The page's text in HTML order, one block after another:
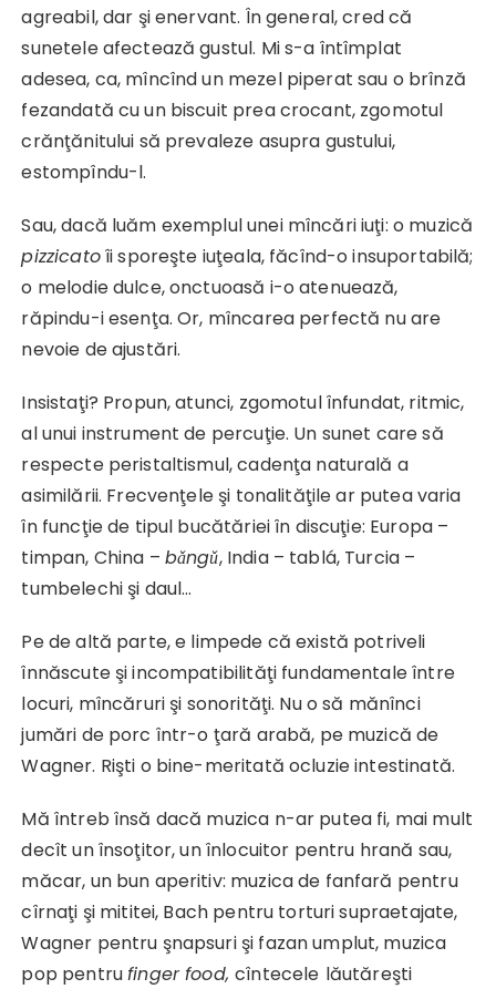
agreabil, dar şi enervant. În general, cred că
sunetele afectează gustul. Mi s-a întîmplat
adesea, ca, mîncînd un mezel piperat sau o brînză
fezandată cu un biscuit prea crocant, zgomotul
crănţănitului să prevaleze asupra gustului,
estompîndu-l.
Sau, dacă luăm exemplul unei mîncări iuţi: o muzică
pizzicatoîi sporeşte iuţeala, făcînd-o insuportabilă;
o melodie dulce, onctuoasă i-o atenuează,
răpindu-i esenţa. Or, mîncarea perfectă nu are
nevoie de ajustări.
Insistaţi? Propun, atunci, zgomotul înfundat, ritmic,
al unui instrument de percuţie. Un sunet care să
respecte peristaltismul, cadenţa naturală a
asimilării. Frecvenţele şi tonalităţile ar putea varia
în funcţie de tipul bucătăriei în discuţie: Europa –
timpan, China – bǎngǔ, India – tablá, Turcia –
tumbelechi şi daul…
Pe de altă parte, e limpede că există potriveli
înnăscute şi incompatibilităţi fundamentale între
locuri, mîncăruri şi sonorităţi. Nu o să mănînci
jumări de porc într-o ţară arabă, pe muzică de
Wagner. Rişti o bine-meritată ocluzie intestinată.
Mă întreb însă dacă muzica n-ar putea fi, mai mult
decît un însoţitor, un înlocuitor pentru hrană sau,
măcar, un bun aperitiv: muzica de fanfară pentru
cîrnaţi şi mititei, Bach pentru torturi supraetajate,
Wagner pentru şnapsuri şi fazan umplut, muzica
pop pentrufinger food,cîntecele lăutăreşti